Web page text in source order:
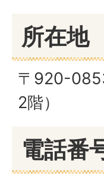
所在地
〒920-
2階）
電話番